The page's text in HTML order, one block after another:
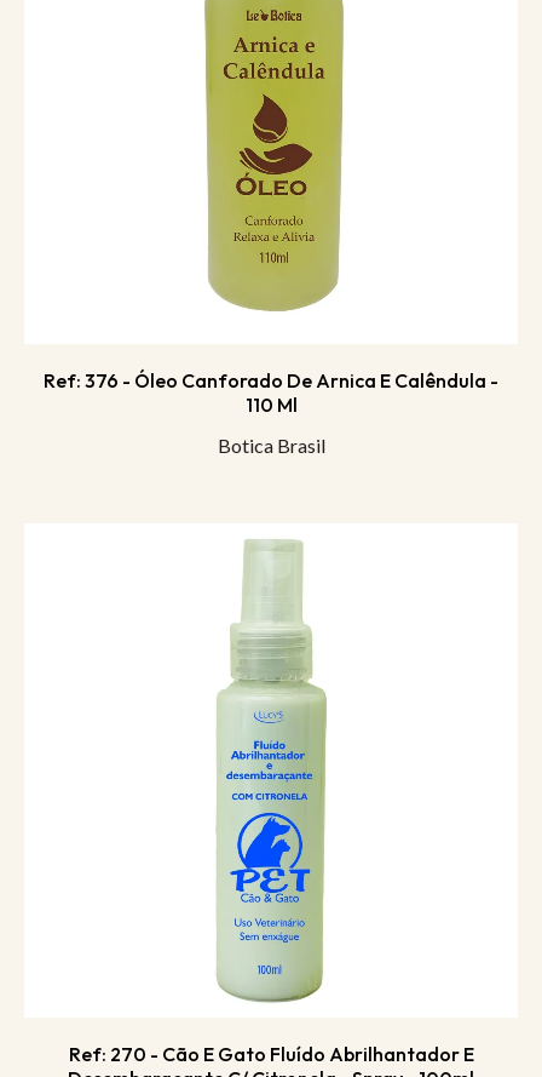
Ref: 376 - Óleo Canforado De Arnica E Calêndula -
110 Ml
Botica Brasil
Ref: 270 - Cão E Gato Fluído Abrilhantador E